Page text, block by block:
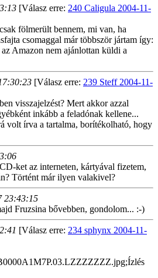
[Válasz erre: 240 Caligula 2004-11-
fölmerült bennem, mi van, ha
csomaggal már többször jártam így:
Amazon nem ajánlottan küldi a
[Válasz erre: 239 Steff 2004-11-
visszajelzést? Mert akkor azzal
inkább a feladónak kellene...
volt írva a tartalma, borítékolható, hogy
ket az interneten, kártyával fizetem,
Történt már ilyen valakivel?
23:43:15
Fruzsina bővebben, gondolom... :-)
[Válasz erre: 234 sphynx 2004-11-